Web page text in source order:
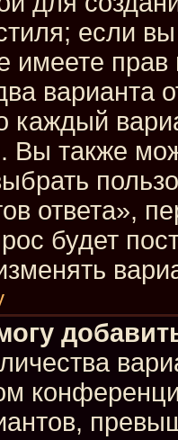
если
прав
варианта
каждый
Вы также
ответа»,
будет